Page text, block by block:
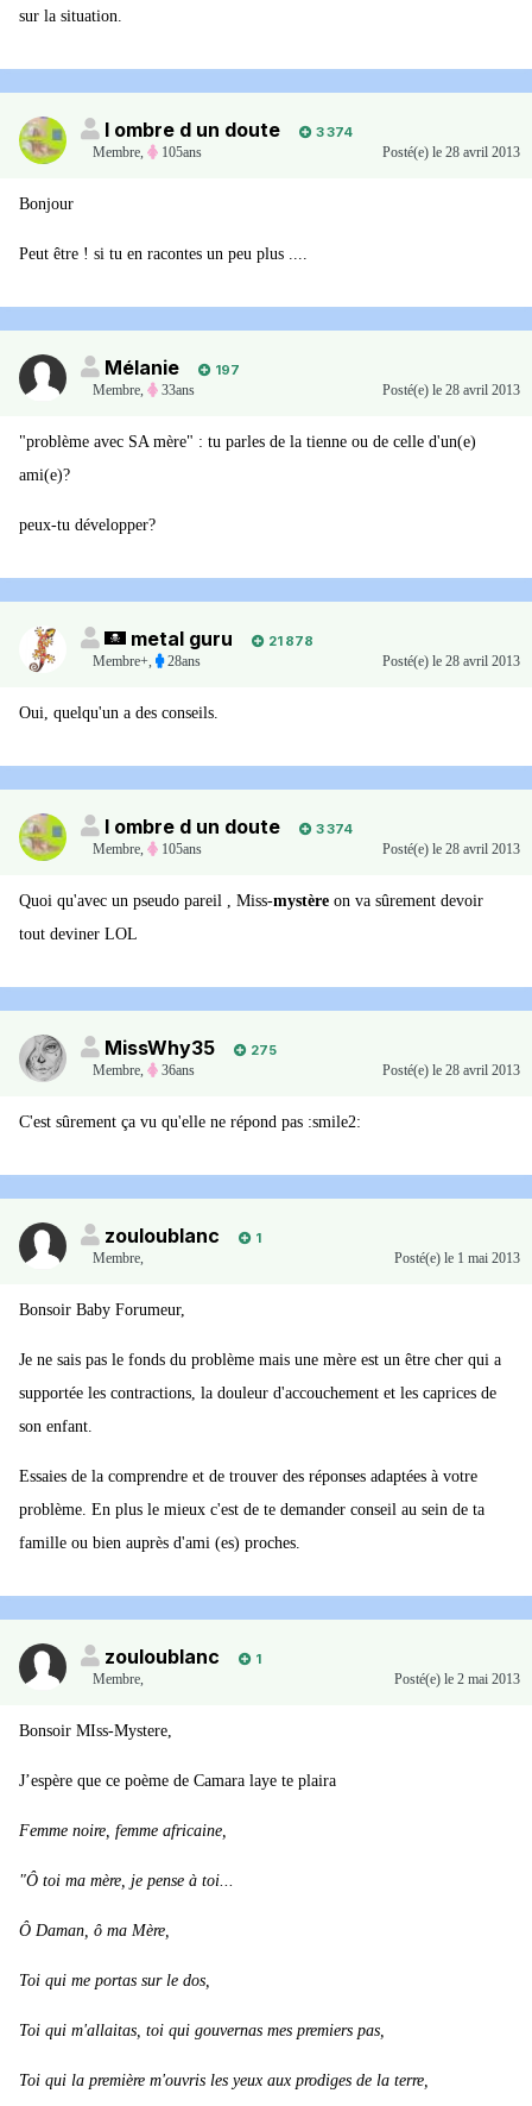
sur la situation.
l ombre d un doute
3 374
Membre, 105ans Posté(e) le 28 avril 2013
Bonjour
Peut être ! si tu en racontes un peu plus ....
Mélanie
197
Membre, 33ans Posté(e) le 28 avril 2013
"problème avec SA mère" : tu parles de la tienne ou de celle d'un(e)
ami(e)?
peux-tu développer?
metal guru
21 878
Membre+,
28ans Posté(e) le 28 avril 2013
Oui, quelqu'un a des conseils.
l ombre d un doute
3 374
Membre, 105ans Posté(e) le 28 avril 2013
Quoi qu'avec un pseudo pareil , Miss-mystère on va sûrement devoir
tout deviner LOL
MissWhy35
275
Membre, 36ans Posté(e) le 28 avril 2013
C'est sûrement ça vu qu'elle ne répond pas :smile2:
zouloublanc
1
Membre, Posté(e) le 1 mai 2013
Bonsoir Baby Forumeur,
Je ne sais pas le fonds du problème mais une mère est un être cher qui a
supportée les contractions, la douleur d'accouchement et les caprices de
son enfant.
Essaies de la comprendre et de trouver des réponses adaptées à votre
problème. En plus le mieux c'est de te demander conseil au sein de ta
famille ou bien auprès d'ami (es) proches.
zouloublanc
1
Membre, Posté(e) le 2 mai 2013
Bonsoir MIss-Mystere,
J’espère que ce poème de Camara laye te plaira
Femme noire, femme africaine,
"Ô toi ma mère, je pense à toi...
Ô Daman, ô ma Mère,
Toi qui me portas sur le dos,
Toi qui m'allaitas, toi qui gouvernas mes premiers pas,
Toi qui la première m'ouvris les yeux aux prodiges de la terre,